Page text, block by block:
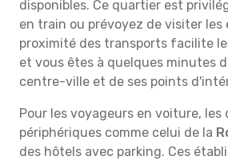
disponibles. Ce quartier est
en train ou prévoyez de visiter les
proximité des transports facilite
et vous êtes à quelques minutes
centre-ville et de ses points
Pour les voyageurs en voiture, les
périphériques comme celui de la
des hôtels avec parking. Ces